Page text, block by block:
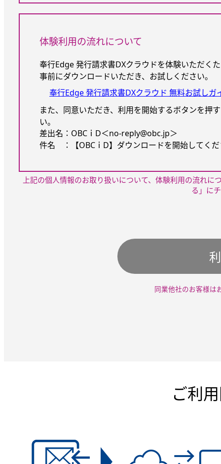
体験利用の流れについて
奉行Edge 発行請求書DXクラウドを体験いただく
事前にダウンロードいただき、お試しください。
奉行Edge 発行請求書DXクラウド 無料お試しガ
また、同意いただき、利用を開始するボタンを押
い。
差出名：OBCｉD＜no-reply@obc.jp＞
件名 ：【OBCｉD】ダウンロードを開始してく
上記の個人情報のお取り扱いについて、体験利用の流れに
る」に
同業他社のお客様は
ご利